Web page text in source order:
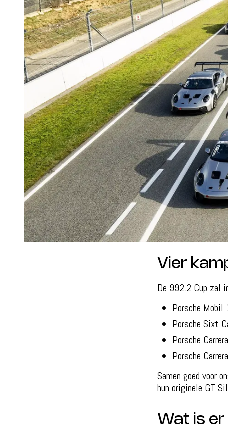
Vier
De 992.2 Cup zal
Porsche Mobil
Porsche Sixt
Porsche
Porsche
Samen goed voor
hun originele GT
Wat is